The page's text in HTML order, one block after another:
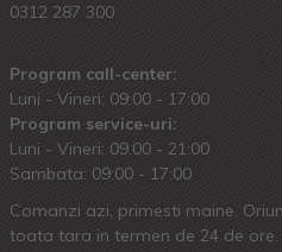
0312 287 300
Program call-center:
Luni - Vineri: 09:00 - 17:00
Program service-uri:
Luni - Vineri: 09.00 - 21:00
Sambata: 09:00 - 17:00
Comanzi azi, primesti maine.
toata tara in termen de 24 de ore.